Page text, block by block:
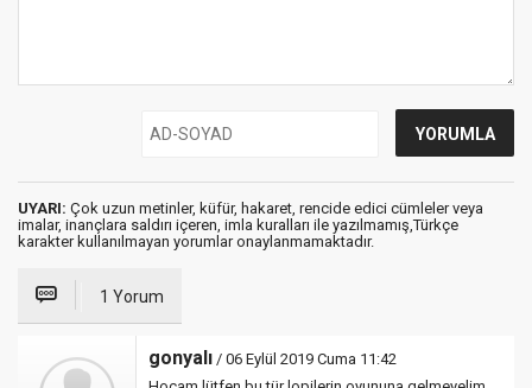
UYARI: Çok uzun metinler, küfür, hakaret, rencide edici cümleler veya
imalar, inançlara saldırı içeren, imla kuralları ile yazılmamış,Türkçe
karakter kullanılmayan yorumlar onaylanmamaktadır.
1 Yorum
gonyalı / 06 Eylül 2019 Cuma 11:42